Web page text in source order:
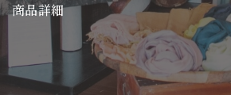
商品詳細